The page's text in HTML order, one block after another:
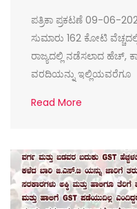
ಪತ್ರಿಕಾ ಪ್ರಕಟಣೆ 09-06-
ಸುಮಾರು 162 ಕೋಟಿ
ರಾಜ್ಯದಲ್ಲಿ ನಡೆಸಲಾದ ಹೆಚ್,
ವರದಿಯನ್ನು ಇಲ್ಲಿಯವರೆಗೂ
Read More